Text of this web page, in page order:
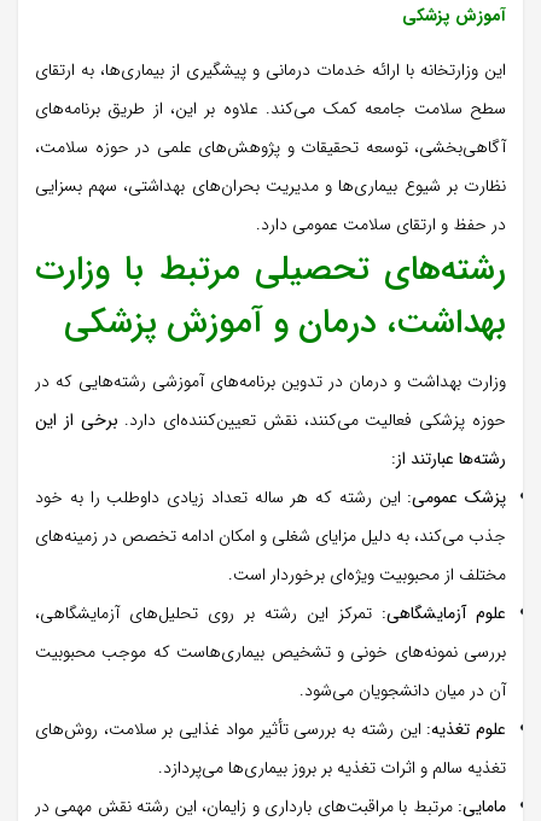
آموزش پزشکی
این وزارتخانه با ارائه خدمات درمانی و پیشگیری از بیماری‌ها، به ارتقای
سطح سلامت جامعه کمک می‌کند. علاوه بر این، از طریق برنامه‌های
آگاهی‌بخشی، توسعه تحقیقات و پژوهش‌های علمی در حوزه سلامت،
نظارت بر شیوع بیماری‌ها و مدیریت بحران‌های بهداشتی، سهم بسزایی
در حفظ و ارتقای سلامت عمومی دارد.
رشته‌های تحصیلی مرتبط با وزارت
بهداشت، درمان و آموزش پزشکی
وزارت بهداشت و درمان در تدوین برنامه‌های آموزشی رشته‌هایی که در
حوزه پزشکی فعالیت می‌کنند، نقش تعیین‌کننده‌ای دارد. برخی از این
رشته‌ها عبارتند از:
پزشک عمومی: این رشته که هر ساله تعداد زیادی داوطلب را به خود
جذب می‌کند، به دلیل مزایای شغلی و امکان ادامه تخصص در زمینه‌های
مختلف از محبوبیت ویژه‌ای برخوردار است.
علوم آزمایشگاهی: تمرکز این رشته بر روی تحلیل‌های آزمایشگاهی،
بررسی نمونه‌های خونی و تشخیص بیماری‌هاست که موجب محبوبیت
آن در میان دانشجویان می‌شود.
علوم تغذیه: این رشته به بررسی تأثیر مواد غذایی بر سلامت، روش‌های
تغذیه سالم و اثرات تغذیه بر بروز بیماری‌ها می‌پردازد.
مامایی:مرتبط با مراقبت‌های بارداری و زایمان، این رشته نقش مهمی در